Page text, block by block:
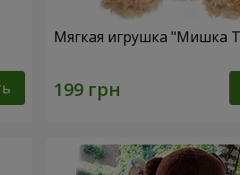
Мягкая игрушка "Мишка